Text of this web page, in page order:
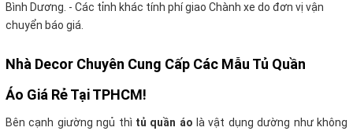
Bình Dương. - Các tỉnh khác tính phí giao Chành xe do đơn vị vận
chuyển báo giá.
Nhà Decor Chuyên Cung Cấp Các Mẫu Tủ Quần
Áo Giá Rẻ Tại TPHCM!
Bên cạnh giường ngủ thì tủ quần áo là vật dụng dường như không